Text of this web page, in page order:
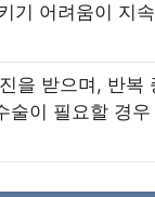
기 어려움이 지
을 받으며, 반복
술이 필요할 경